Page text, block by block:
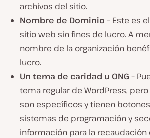
archivos del sitio.
Nombre de Dominio – Este es
sitio web sin fines de lucro. A
nombre de la organización
lucro.
Un tema de caridad u ONG –
tema regular de WordPress,
son específicos y tienen
sistemas de programación y
información para la recaudación